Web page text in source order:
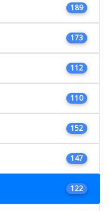
189
173
112
110
152
147
122